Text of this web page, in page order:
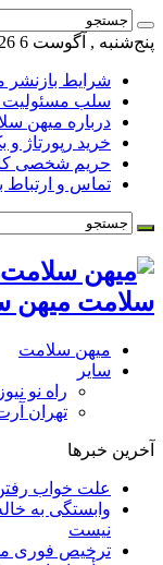
پنج‌شنبه , آگوست 6 2026
شرایط بازنشر
سلب مسئولیت
درباره میهن
خرید رپورتاژ
حریم شخصی
تماس و ارتباط
سلامت میهن
میهن سلامت
سایر
راه نو نیوز
تهران
آخرین خبرها
علت خواب
وابستگی به
نیست
ترخیص فوری